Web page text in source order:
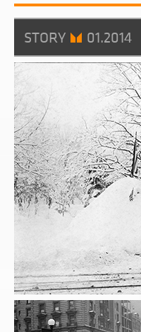
STORY 01.2014